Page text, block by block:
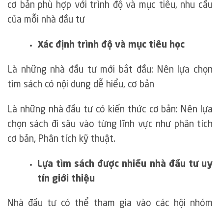
cơ bản phù hợp với trình độ và mục tiêu, nhu cầu
của mỗi nhà đầu tư
Xác định trình độ và mục tiêu học
Là những nhà đầu tư mới bắt đầu: Nên lựa chọn
tìm sách có nội dung dễ hiểu, cơ bản
Là những nhà đầu tư có kiến thức cơ bản: Nên lựa
chọn sách đi sâu vào từng lĩnh vực như phân tích
cơ bản, Phân tích kỹ thuật.
Lựa tìm sách được nhiều nhà đầu tư uy
tín giới thiệu
Nhà đầu tư có thể tham gia vào các hội nhóm